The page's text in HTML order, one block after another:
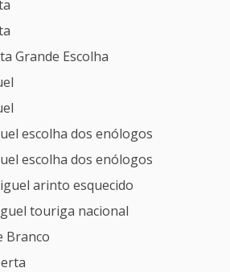
Grande Escolha
escolha dos enólogos
escolha dos enólogos
arinto esquecido
touriga nacional
Branco